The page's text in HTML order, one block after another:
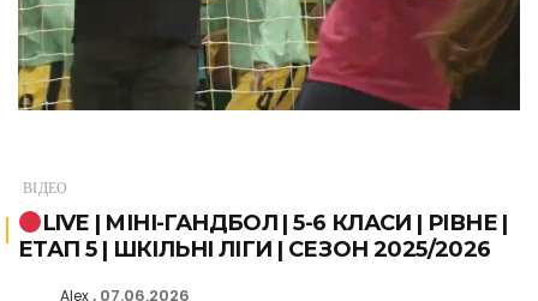
ВІДЕО
LIVE | МІНІ-ГАНДБОЛ | 5-6 КЛАСИ | РІВНЕ |
ЕТАП 5 | ШКІЛЬНІ ЛІГИ | СЕЗОН 2025/2026
Alex 07.06.2026